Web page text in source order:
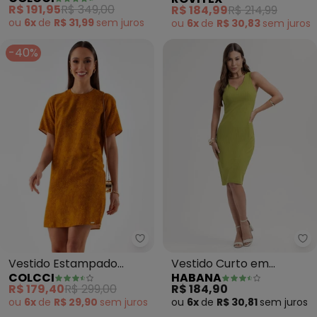
R$ 191,95R$ 349,00
ou 6x de R$ 31,99 sem juros
(Marrom)
R$ 184,99R$ 214,99
ou 6x de R$ 30,83 sem juros
-40%
Colcci - Vestido Estampado
Vestido Estampado
Animal Print (Amarelo)
COLCCI
R$ 179,40R$ 299,00
ou 6x de R$ 29,90 sem juros
Vestido Curto em
Canelado (Verde)
HABANA
R$ 184,90
ou 6x de R$ 30,81 sem juros